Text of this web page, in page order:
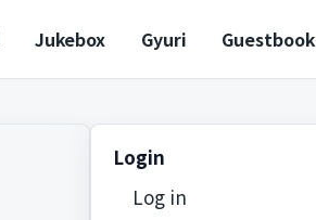
Jukebox Gyuri Guestbook
Login
Log in